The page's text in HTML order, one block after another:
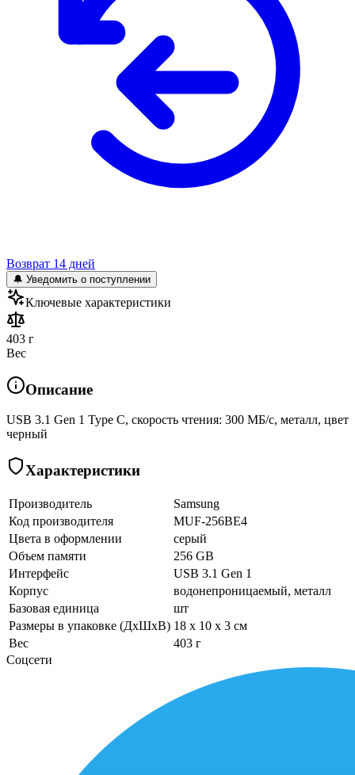
Возврат 14 дней
🔔 Уведомить о поступлении
Ключевые характеристики
403 г
Вес
Описание
USB 3.1 Gen 1 Type C, скорость чтения: 300 МБ/с, металл, цвет
черный
Характеристики
Производитель
Samsung
Код производителя
MUF-256BE4
Цвета в оформлении
серый
Объем памяти
256 GB
Интерфейс
USB 3.1 Gen 1
Корпус
водонепроницаемый, металл
Базовая единица
шт
Размеры в упаковке (ДхШхВ) 18 x 10 x 3 см
Вес
403 г
Соцсети